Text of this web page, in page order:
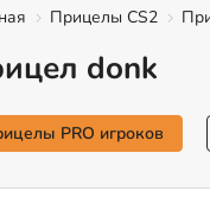
Прицелы CS2
donk
PRO игроков